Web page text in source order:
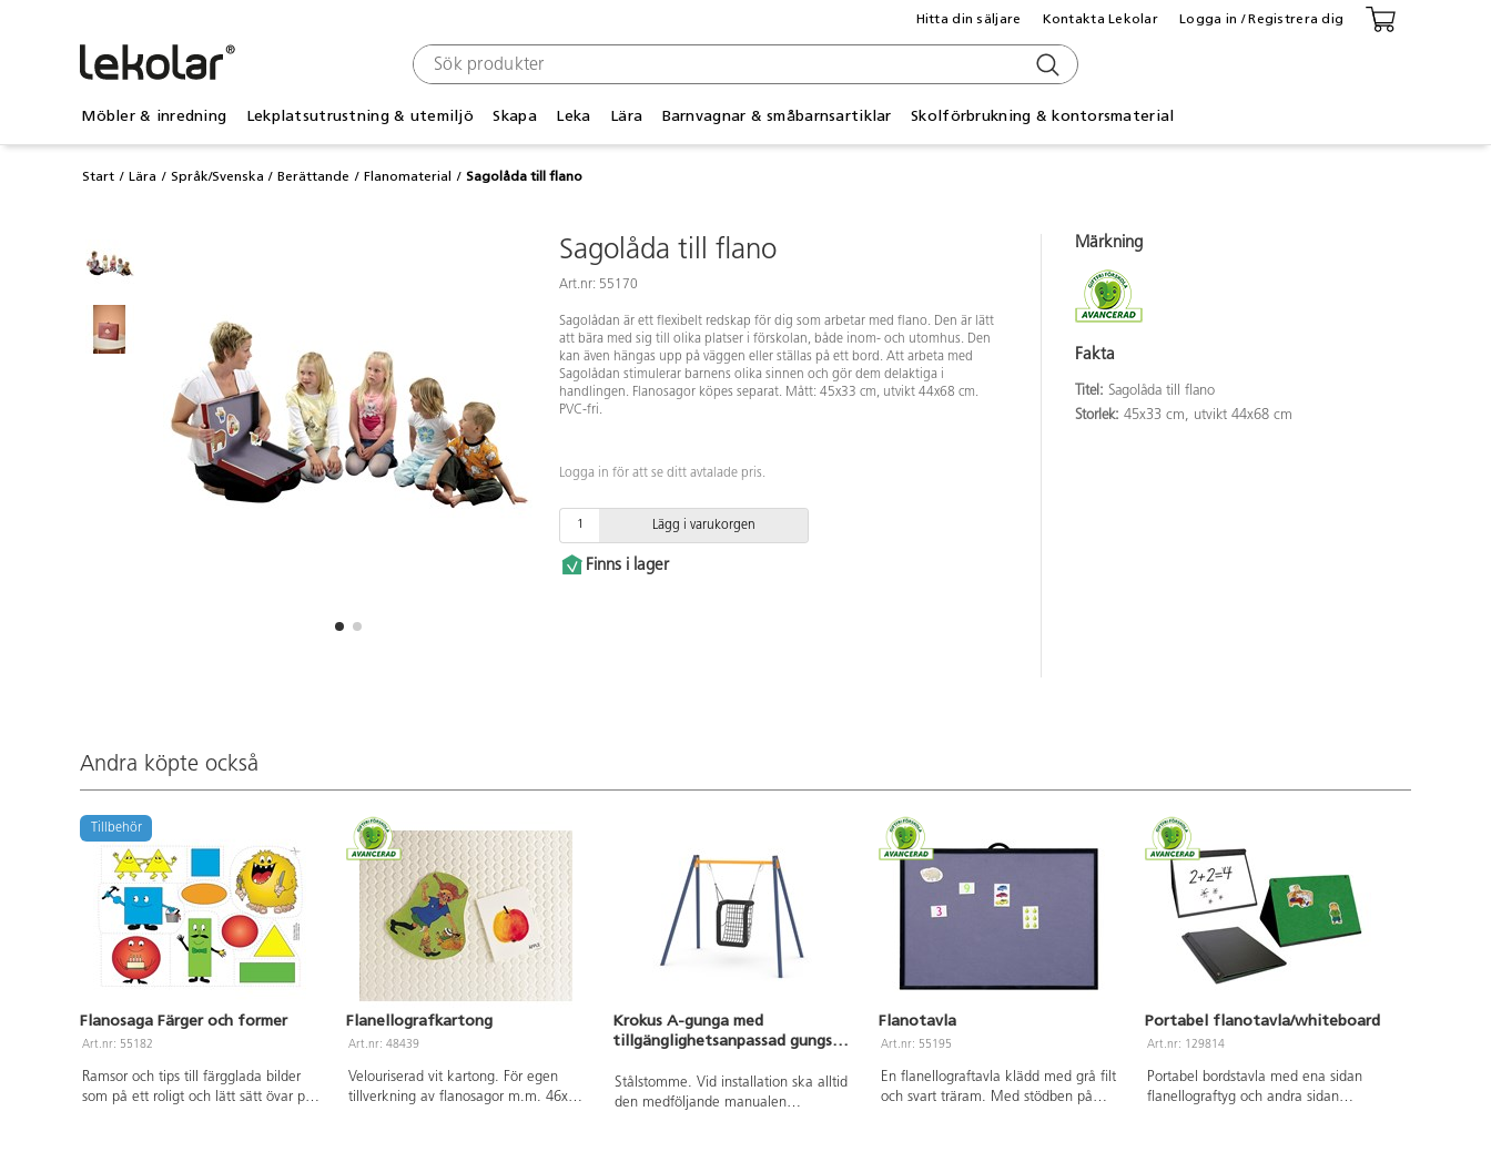
Möbler & inredning Lekplatsutrustning & utemiljö Skapa Leka Lära Barnvagnar & småbarnsartiklar Skolförbrukning & kontorsmaterial
Hitta din säljare Kontakta Lekolar Logga in / Registrera dig
Start Lära Språk/Svenska Berättande Flanomaterial Sagolåda till flano
Sagolåda till flano
Art.nr: 55170
Sagolådan är ett flexibelt redskap för dig som arbetar med flano. Den är lätt
att bära med sig till olika platser i förskolan, både inom- och utomhus. Den
kan även hängas upp på väggen eller ställas på ett bord. Att arbeta med
Sagolådan stimulerar barnens olika sinnen och gör dem delaktiga i
handlingen. Flanosagor köpes separat. Mått: 45x33 cm, utvikt 44x68 cm.
PVC-fri.
Logga in för att se ditt avtalade pris.
Lägg i varukorgen
Finns i lager
Märkning
Fakta
Titel: Sagolåda till flano
Storlek: 45x33 cm, utvikt 44x68 cm
Andra köpte också
Tillbehör
Flanosaga Färger och former
Art.nr: 55182
Ramsor och tips till färgglada bilder
som på ett roligt och lätt sätt övar på
Flanellografkartong
Art.nr: 48439
Velouriserad vit kartong. För egen
tillverkning av flanosagor m.m. 46x64
Krokus A-gunga med
tillgänglighetsanpassad gungsits
Stålstomme. Vid installation ska alltid
den medföljande manualen
Flanotavla
Art.nr: 55195
En flanellograftavla klädd med grå filt
och svart träram. Med stödben på
Portabel flanotavla/whiteboard
Art.nr: 129814
Portabel bordstavla med ena sidan
flanellograftyg och andra sidan